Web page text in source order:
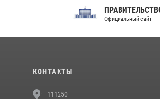
ПРАВИТЕЛЬСТВО РФ
Официальный сайт
КОНТАКТЫ
111250